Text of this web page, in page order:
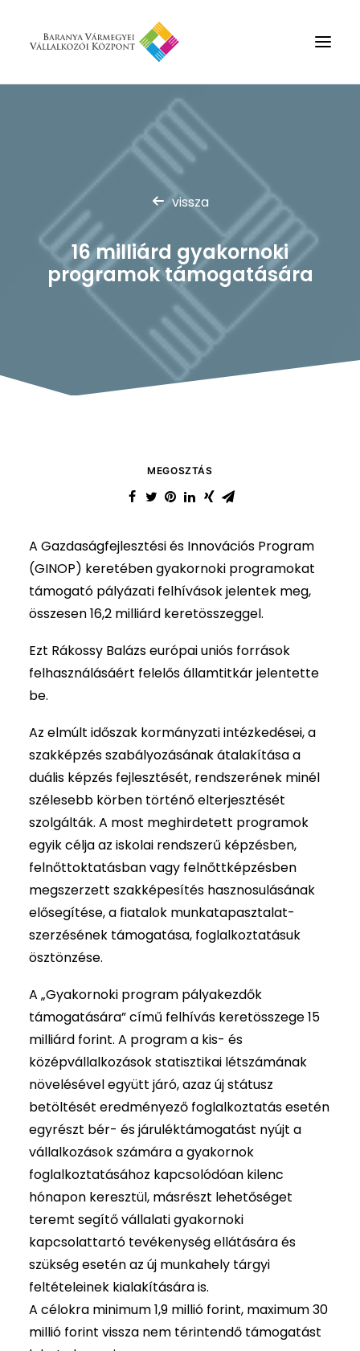
Rólunk
Szolgáltatások
Hírek
Partnerek
Kapcsolat
Keresés
vissza
16 milliárd gyakornoki
programok támogatására
MEGOSZTÁS
A Gazdaságfejlesztési és Innovációs Program
(GINOP) keretében gyakornoki programokat
támogató pályázati felhívások jelentek meg,
összesen 16,2 milliárd keretösszeggel.
Ezt Rákossy Balázs európai uniós források
felhasználásáért felelős államtitkár jelentette
be.
Az elmúlt időszak kormányzati intézkedései, a
szakképzés szabályozásának átalakítása a
duális képzés fejlesztését, rendszerének minél
szélesebb körben történő elterjesztését
szolgálták. A most meghirdetett programok
egyik célja az iskolai rendszerű képzésben,
felnőttoktatásban vagy felnőttképzésben
megszerzett szakképesítés hasznosulásának
elősegítése, a fiatalok munkatapasztalat-
szerzésének támogatása, foglalkoztatásuk
ösztönzése.
A „Gyakornoki program pályakezdők
támogatására” című felhívás keretösszege 15
milliárd forint. A program a kis- és
középvállalkozások statisztikai létszámának
növelésével együtt járó, azaz új státusz
betöltését eredményező foglalkoztatás esetén
egyrészt bér- és járuléktámogatást nyújt a
vállalkozások számára a gyakornok
foglalkoztatásához kapcsolódóan kilenc
hónapon keresztül, másrészt lehetőséget
teremt segítő vállalati gyakornoki
kapcsolattartó tevékenység ellátására és
szükség esetén az új munkahely tárgyi
feltételeinek kialakítására is.
A célokra minimum 1,9 millió forint, maximum 30
millió forint vissza nem térintendő támogatást